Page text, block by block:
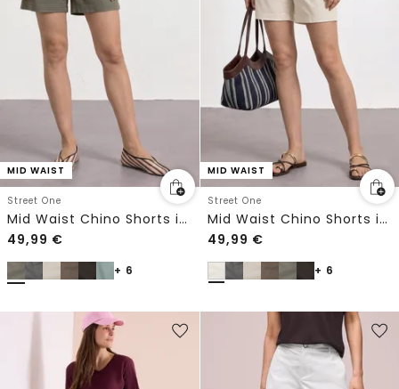
MID WAIST
Street One
Mid Waist Chino Shorts im Casual Fit
49,99 €
+ 6
MID WAIST
Street One
Mid Waist Chino Shorts im Casual Fit
49,99 €
+ 6